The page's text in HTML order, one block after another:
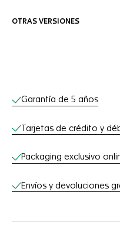
OTRAS VERSIONES
Servicios online
Garantía de 5 años
Tarjetas de crédito y
Packaging exclusivo
Envíos y devoluciones